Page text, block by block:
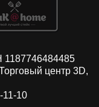
центр 3D,
11-10